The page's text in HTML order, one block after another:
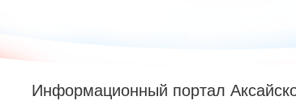
Информационный портал